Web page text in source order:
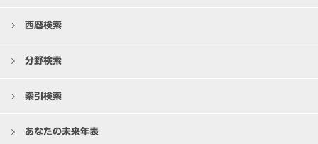
西暦検索
分野検索
索引検索
あなたの未来年表